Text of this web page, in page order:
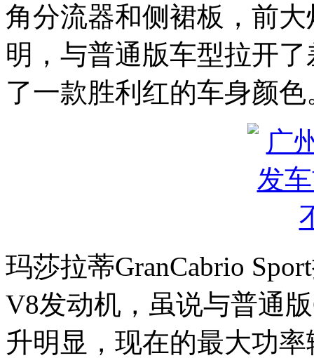
角分流器和侧裙板，前
明，与普通版车型拉开
了一款胜利红的车身颜色
玛莎拉蒂GranCabrio
V8发动机，虽说与普通
升明显，现在的最大功